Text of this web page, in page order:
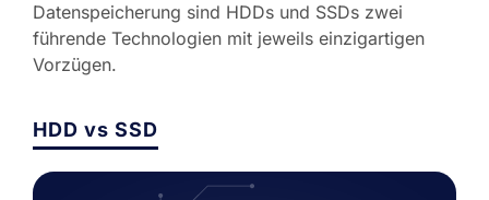
Datenspeicherung sind HDDs und SSDs zwei
führende Technologien mit jeweils einzigartigen
Vorzügen.
HDD vs SSD